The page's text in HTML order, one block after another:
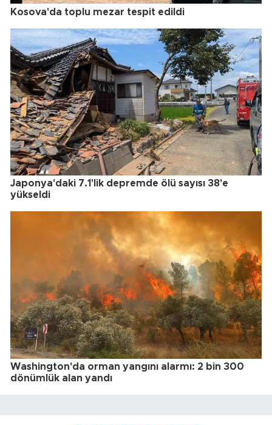
Kosova'da toplu mezar tespit edildi
Japonya'daki 7.1'lik depremde ölü sayısı 38'e
yükseldi
Washington'da orman yangını alarmı: 2 bin 300
dönümlük alan yandı